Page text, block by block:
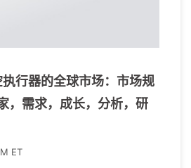
行器的全球市场：市场规
，需求，成长，分析，研
ET